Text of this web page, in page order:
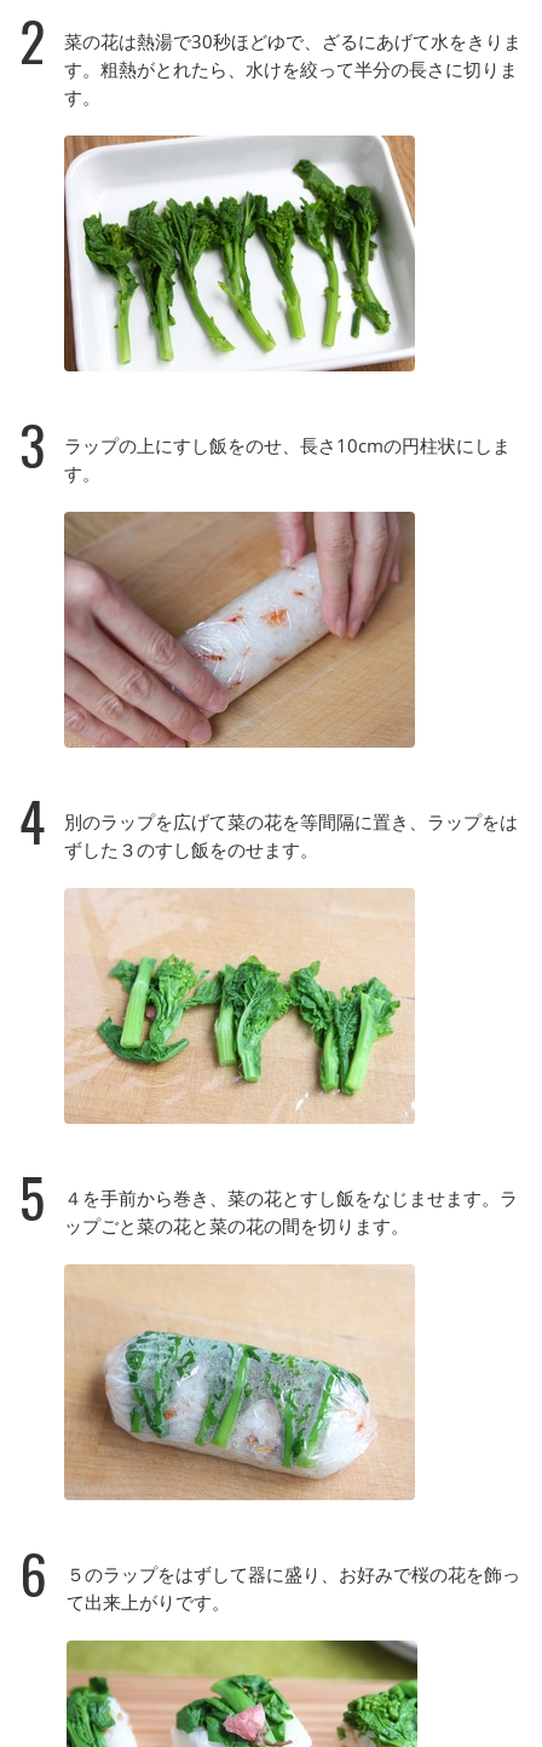
2
菜の花は熱湯で30秒ほどゆで、ざるにあげて水をきりま
す。粗熱がとれたら、水けを絞って半分の長さに切りま
す。
3
ラップの上にすし飯をのせ、長さ10cmの円柱状にしま
す。
4
別のラップを広げて菜の花を等間隔に置き、ラップをは
ずした３のすし飯をのせます。
5
４を手前から巻き、菜の花とすし飯をなじませます。ラ
ップごと菜の花と菜の花の間を切ります。
6
５のラップをはずして器に盛り、お好みで桜の花を飾っ
て出来上がりです。